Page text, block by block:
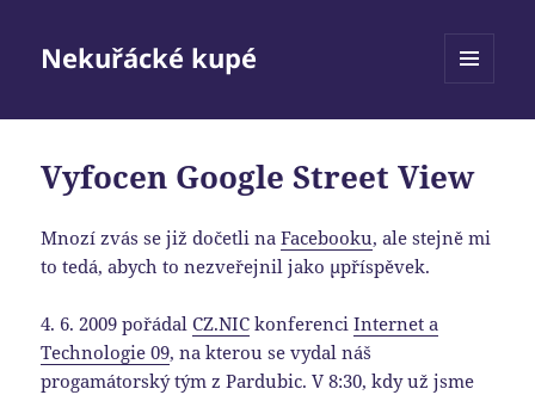
Nekuřácké kupé
Vyfocen Google Street View
Mnozí zvás se již dočetli naFacebooku, ale stejně mi
to tedá, abych to nezveřejnil jako μpříspěvek.
4. 6. 2009 pořádalCZ.NIC konferenciInternet a
Technologie 09, na kterou se vydal náš
progamátorský tým z Pardubic. V 8:30, kdy už jsme